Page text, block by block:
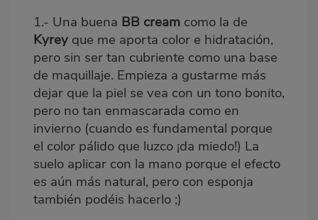
1.- Una buena BB cream como la de
Kyrey que me aporta color e hidratación,
pero sin ser tan cubriente como una base
de maquillaje. Empieza a gustarme más
dejar que la piel se vea con un tono bonito,
pero no tan enmascarada como en
invierno (cuando es fundamental porque
el color pálido que luzco ¡da miedo!) La
suelo aplicar con la mano porque el efecto
es aún más natural, pero con esponja
también podéis hacerlo ;)